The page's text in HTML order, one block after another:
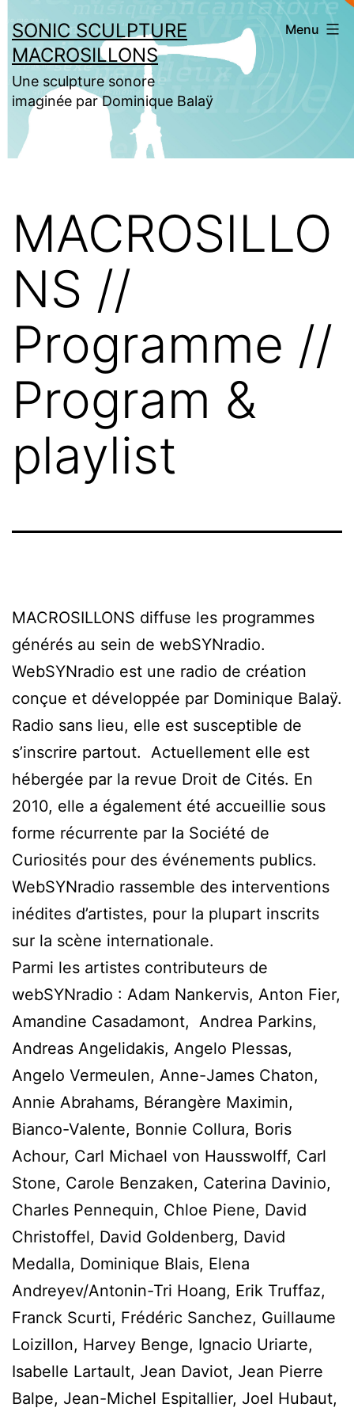
au
contenu
SONIC SCULPTURE
MACROSILLONS
Une sculpture sonore
imaginée par Dominique Balaÿ
Menu
MACROSILLO
NS //
Programme //
Program &
playlist
MACROSILLONS diffuse les programmes
générés au sein de webSYNradio.
WebSYNradio est une radio de création
conçue et développée par Dominique Balaÿ.
Radio sans lieu, elle est susceptible de
s’inscrire partout. Actuellement elle est
hébergée par la revue Droit de Cités. En
2010, elle a également été accueillie sous
forme récurrente par la Société de
Curiosités pour des événements publics.
WebSYNradio rassemble des interventions
inédites d’artistes, pour la plupart inscrits
sur la scène internationale.
Parmi les artistes contributeurs de
webSYNradio : Adam Nankervis, Anton Fier,
Amandine Casadamont, Andrea Parkins,
Andreas Angelidakis, Angelo Plessas,
Angelo Vermeulen, Anne-James Chaton,
Annie Abrahams, Bérangère Maximin,
Bianco-Valente, Bonnie Collura, Boris
Achour, Carl Michael von Hausswolff, Carl
Stone, Carole Benzaken, Caterina Davinio,
Charles Pennequin, Chloe Piene, David
Christoffel, David Goldenberg, David
Medalla, Dominique Blais, Elena
Andreyev/Antonin-Tri Hoang, Erik Truffaz,
Franck Scurti, Frédéric Sanchez, Guillaume
Loizillon, Harvey Benge, Ignacio Uriarte,
Isabelle Lartault, Jean Daviot, Jean Pierre
Balpe, Jean-Michel Espitallier, Joel Hubaut,